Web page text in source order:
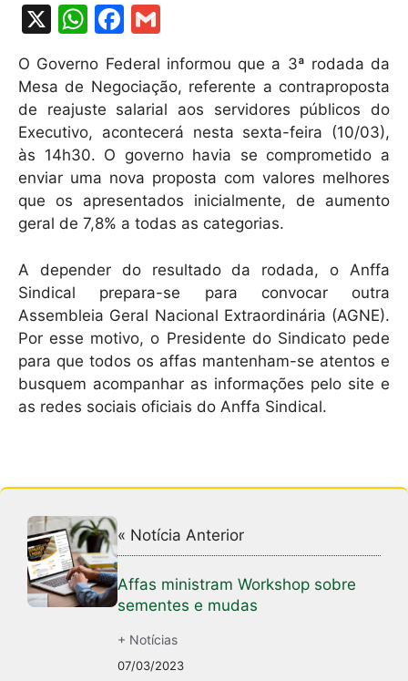
X
W
at
s
A
p
p
F
a
c
e
b
o
o
k
m
ai
l
O Governo Federal informou que a 3ª rodada da
Mesa de Negociação, referente a contraproposta
de reajuste salarial aos servidores públicos do
Executivo, acontecerá nesta sexta-feira (10/03),
às 14h30. O governo havia se comprometido a
enviar uma nova proposta com valores melhores
que os apresentados inicialmente, de aumento
geral de 7,8% a todas as categorias.
A depender do resultado da rodada, o Anffa
Sindical prepara-se para convocar outra
Assembleia Geral Nacional Extraordinária (AGNE).
Por esse motivo, o Presidente do Sindicato pede
para que todos os affas mantenham-se atentos e
busquem acompanhar as informações pelo site e
as redes sociais oficiais do Anffa Sindical.
« Notícia Anterior
Affas ministram Workshop sobre
sementes e mudas
+ Notícias
07/03/2023